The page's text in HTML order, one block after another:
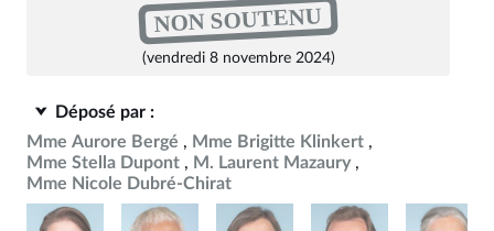
NON SOUTENU
(vendredi 8 novembre 2024)
Déposé par :
Mme Aurore Bergé
Mme Brigitte Klinkert
Mme Stella Dupont
M. Laurent Mazaury
Mme Nicole Dubré-Chirat